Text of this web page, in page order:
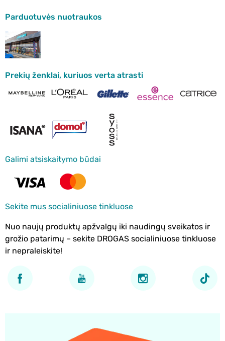
Parduotuvės nuotraukos
Prekių ženklai, kuriuos verta atrasti
Galimi atsiskaitymo būdai
Sekite mus socialiniuose tinkluose
Nuo naujų produktų apžvalgų iki naudingų sveikatos ir
grožio patarimų – sekite DROGAS socialiniuose tinkluose
ir nepraleiskite!